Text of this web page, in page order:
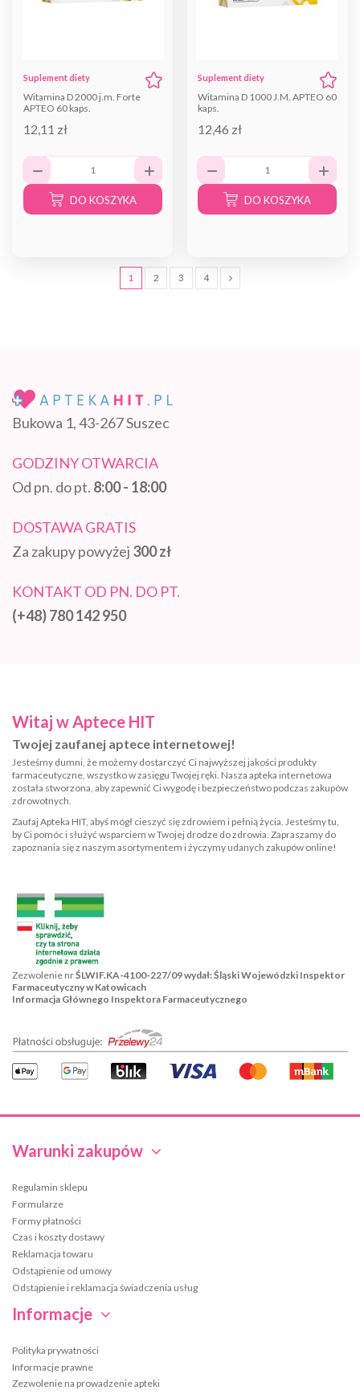
Suplement diety
Witamina D 2000 j.m. Forte
APTEO 60 kaps.
12,11 zł
DO KOSZYKA
Suplement diety
Witamina D 1000 J.M. APTEO 60
kaps.
12,46 zł
DO KOSZYKA
1 2 3 4
Bukowa 1, 43-267 Suszec
GODZINY OTWARCIA
Od pn. do pt. 8:00 - 18:00
DOSTAWA GRATIS
Za zakupy powyżej 300 zł
KONTAKT OD PN. DO PT.
(+48) 780 142 950
Warunki zakupów
Regulamin sklepu
Formularze
Formy płatności
Czas i koszty dostawy
Reklamacja towaru
Odstąpienie od umowy
Odstąpienie i reklamacja świadczenia usług
Informacje
Polityka prywatności
Informacje prawne
Zezwolenie na prowadzenie apteki
Witaj w Aptece HIT
Twojej zaufanej aptece internetowej!
Jesteśmy dumni, że możemy dostarczyć Ci najwyższej jakości produkty
farmaceutyczne, wszystko w zasięgu Twojej ręki. Nasza apteka internetowa
została stworzona, aby zapewnić Ci wygodę i bezpieczeństwo podczas zakupów
zdrowotnych.
Zaufaj Apteka HIT, abyś mógł cieszyć się zdrowiem i pełnią życia. Jesteśmy tu,
by Ci pomóc i służyć wsparciem w Twojej drodze do zdrowia. Zapraszamy do
zapoznania się z naszym asortymentem i życzymy udanych zakupów online!
Zezwolenie nrŚLWIF.KA-4100-227/09 wydał: Śląski Wojewódzki Inspektor
Farmaceutyczny w Katowicach
Informacja Głównego Inspektora Farmaceutycznego